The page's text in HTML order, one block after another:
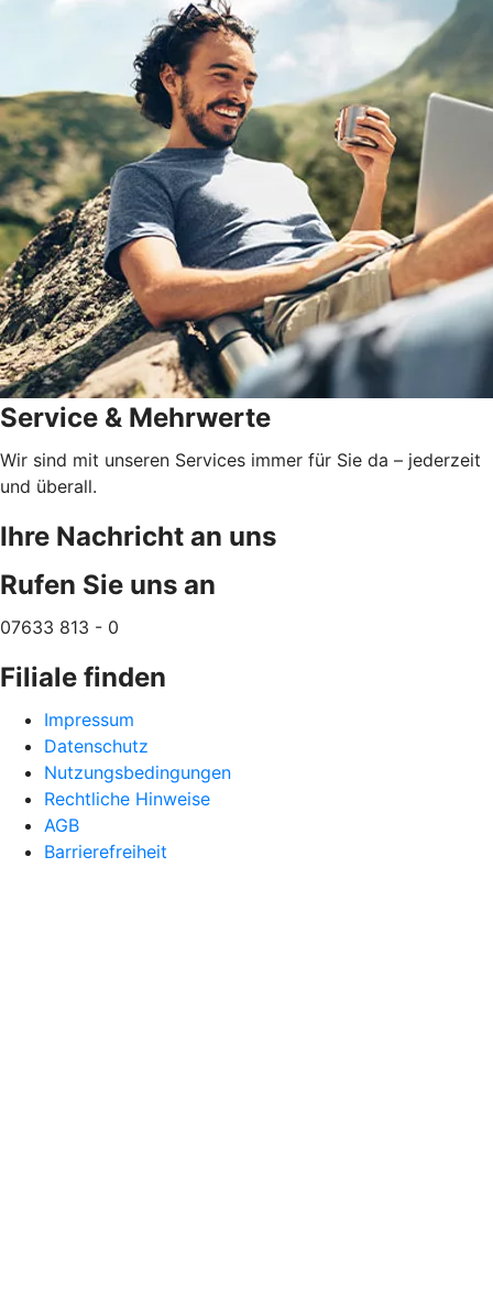
Service & Mehrwerte
Wir sind mit unseren Services immer für Sie da – jederzeit
und überall.
Ihre Nachricht an uns
Rufen Sie uns an
07633 813 - 0
Filiale finden
Impressum
Datenschutz
Nutzungsbedingungen
Rechtliche Hinweise
AGB
Barrierefreiheit